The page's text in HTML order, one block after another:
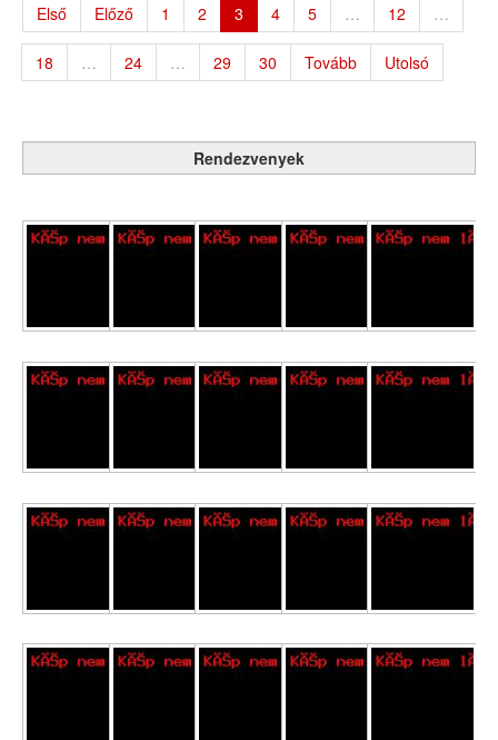
Első Előző 1 2 3 4 5 … 12 …
18 … 24 … 29 30 Tovább Utolsó
Rendezvenyek